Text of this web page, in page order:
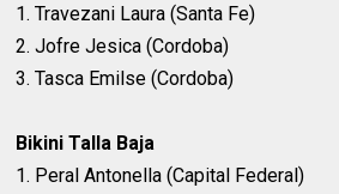
1. Travezani Laura (Santa Fe)
2. Jofre Jesica (Cordoba)
3. Tasca Emilse (Cordoba)
Bikini Talla Baja
1. Peral Antonella (Capital Federal)